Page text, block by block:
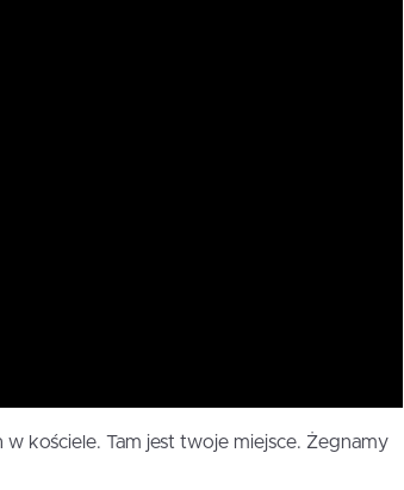
kościele. Tam jest twoje miejsce. Żegnamy